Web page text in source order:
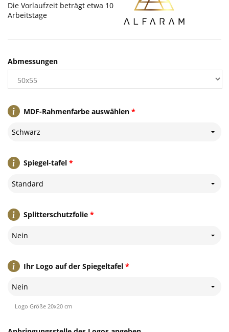
Die Vorlaufzeit beträgt etwa 10
Arbeitstage
*
MDF-Rahmenfarbe auswählen
Schwarz
*
Spiegel-tafel
Standard
*
Splitterschutzfolie
Nein
*
Ihr Logo auf der Spiegeltafel
Nein
Logo Größe 20x20 cm
Abmessungen